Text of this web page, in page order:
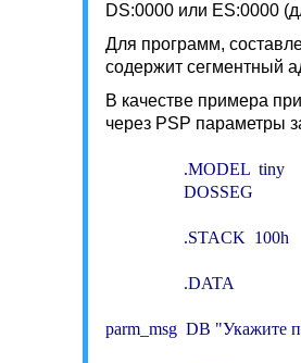
DS:0000 или ES:0000
Для программ,
содержит сегментный
В качестве примера
через PSP параметры
                  .MODEL  tiny
                  DOSSEG
                  .STACK  100h
                  .DATA
parm_msg  DB "Укажите